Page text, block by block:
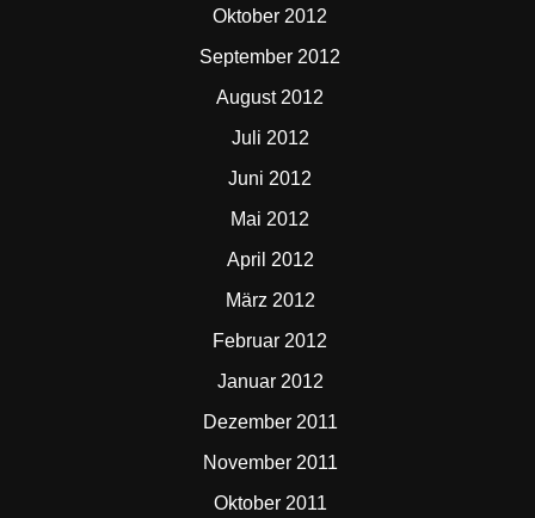
Oktober 2012
September 2012
August 2012
Juli 2012
Juni 2012
Mai 2012
April 2012
März 2012
Februar 2012
Januar 2012
Dezember 2011
November 2011
Oktober 2011